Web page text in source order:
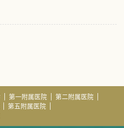
第一附属医院
第二附属医院
第五附属医院